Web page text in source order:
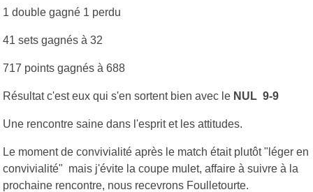
1 double gagné 1 perdu
41 sets gagnés à 32
717 points gagnés à 688
Résultat c'est eux qui s'en sortent bien avec le NUL 9-9
Une rencontre saine dans l'esprit et les attitudes.
Le moment de convivialité après le match était plutôt "léger en
convivialité" mais j'évite la coupe mulet, affaire à suivre à la
prochaine rencontre, nous recevrons Foulletourte.